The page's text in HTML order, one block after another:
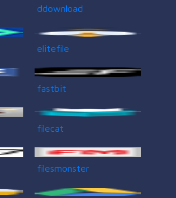
ddownload
elitefile
fastbit
filecat
filesmonster